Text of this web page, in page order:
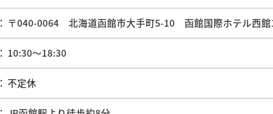
〒040-0064 北海道函館市大手町5-10 函館国際ホテル西館
10:30〜18:30
不定休